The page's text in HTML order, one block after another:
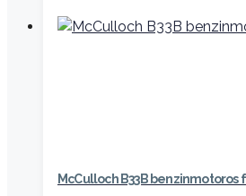
McCulloch B33B benzinmotoros